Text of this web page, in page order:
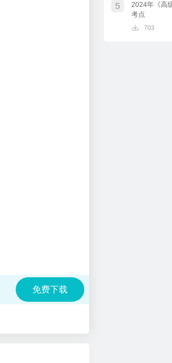
免费下载
5
2024年《高
考点
703